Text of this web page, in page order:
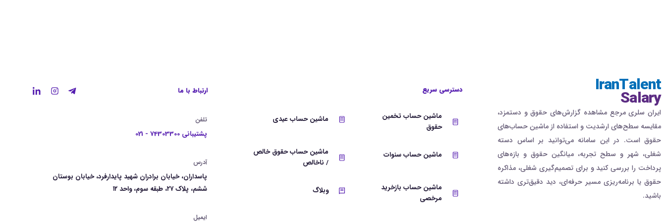
IranTalent
Salary
ایران سلری مرجع مشاهده گزارش‌های حقوق و دستمزد،
مقایسه سطح‌های ارشدیت و استفاده از ماشین حساب‌های
حقوق است. در این سامانه می‌توانید بر اساس دسته
شغلی، شهر و سطح تجربه، میانگین حقوق و بازه‌های
پرداخت را بررسی کنید و برای تصمیم‌گیری شغلی، مذاکره
حقوق یا برنامه‌ریزی مسیر حرفه‌ای، دید دقیق‌تری داشته
باشید.
دسترسی سریع
ماشین حساب تخمین
حقوق
ماشین حساب عیدی
ماشین حساب سنوات
ماشین حساب حقوق خالص
/ ناخالص
ماشین حساب بازخرید
مرخصی
وبلاگ
ارتباط با ما
تلفن
پشتیبانی 74303300 - 021
آدرس
پاسداران، خیابان برادران شهید پایدارفرد، خیابان بوستان
ششم، پلاک ۲۷، طبقه سوم، واحد ۱۲
ایمیل